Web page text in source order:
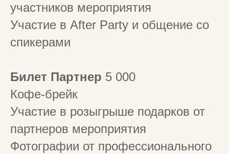
участников мероприятия
Участие в After Party и общение со
спикерами
Билет Партнер 5 000
Кофе-брейк
Участие в розыгрыше подарков от
партнеров мероприятия
Фотографии от профессионального